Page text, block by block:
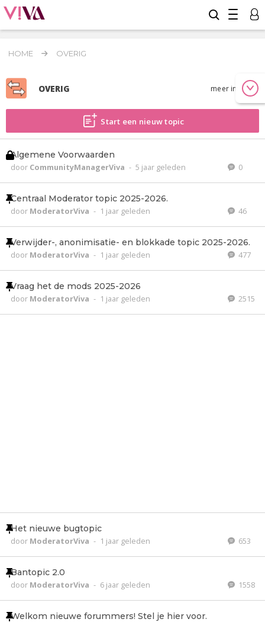
HOME OVERIG
OVERIG meer info
Start een nieuw topic
Algemene Voorwaarden
door CommunityManagerViva - 5 jaar geleden 0
Centraal Moderator topic 2025-2026.
door ModeratorViva - 1 jaar geleden 46
Verwijder-, anonimisatie- en blokkade topic 2025-2026.
door ModeratorViva - 1 jaar geleden 477
Vraag het de mods 2025-2026
door ModeratorViva - 1 jaar geleden 2515
Het nieuwe bugtopic
door ModeratorViva - 1 jaar geleden 653
Bantopic 2.0
door ModeratorViva - 6 jaar geleden 1558
Welkom nieuwe forummers! Stel je hier voor.